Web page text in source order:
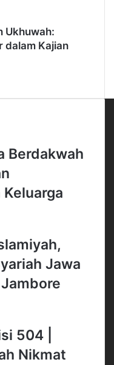
Ukhuwah:
dalam Kajian
Berdakwah
Jawa
504 |
Nikmat